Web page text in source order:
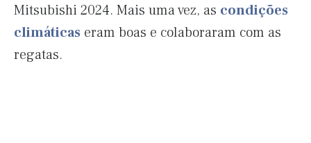
Mitsubishi 2024. Mais uma vez, as condições
climáticas eram boas e colaboraram com as
regatas.